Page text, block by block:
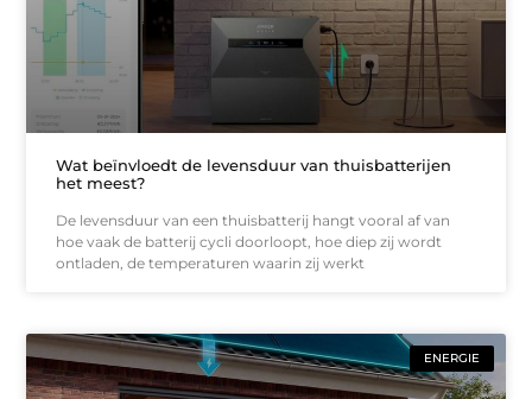
Wat beïnvloedt de levensduur van thuisbatterijen
het meest?
De levensduur van een thuisbatterij hangt vooral af van
hoe vaak de batterij cycli doorloopt, hoe diep zij wordt
ontladen, de temperaturen waarin zij werkt
ENERGIE